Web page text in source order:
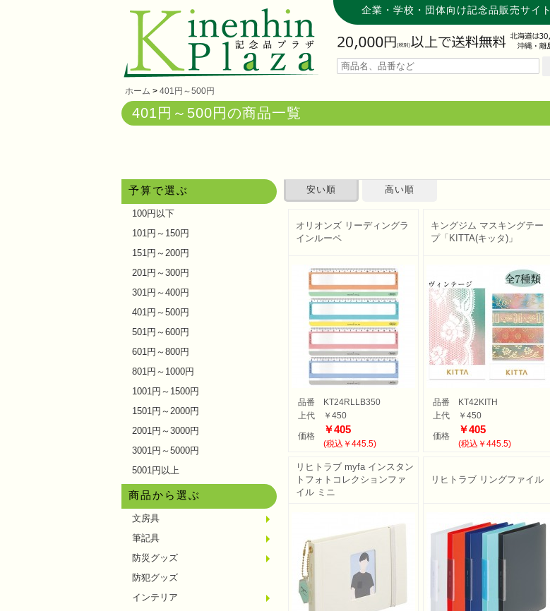
企業・学校・団体向け記念品販売サイト
ホーム > 401円～500円
401円～500円の商品一覧
予算で選ぶ
100円以下
101円～150円
151円～200円
201円～300円
301円～400円
401円～500円
501円～600円
601円～800円
801円～1000円
1001円～1500円
1501円～2000円
2001円～3000円
3001円～5000円
5001円以上
商品から選ぶ
文房具
筆記具
単色ボールペン
多色・多機能ペン
国内メーカー筆記具
高級筆記具
マーカー・色鉛筆・クレヨン
シャープペン
万年筆
その他
防災グッズ
ライト
電池不要！防災用品
ラジオ
ブランケット・シート
携帯充電可能グッズ
非常食
防災セット
その他
防犯グッズ
インテリア
フォトフレーム
アロマディフューザー
ライト・キャンドル
インテリア小物
クッション・チェア
安い順 高い順
オリオンズ リーディングラ
インルーペ
品番
KT24RLLB350
上代
￥450
価格
￥405
(税込￥445.5)
キングジム マスキングテー
プ「KITTA(キッタ)」
品番
KT42KITH
上代
￥450
価格
￥405
(税込￥445.5)
リヒトラブ myfa インスタン
トフォトコレクションファ
イル ミニ
リヒトラブ リングファイル